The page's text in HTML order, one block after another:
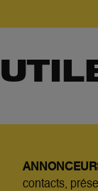
contacts,